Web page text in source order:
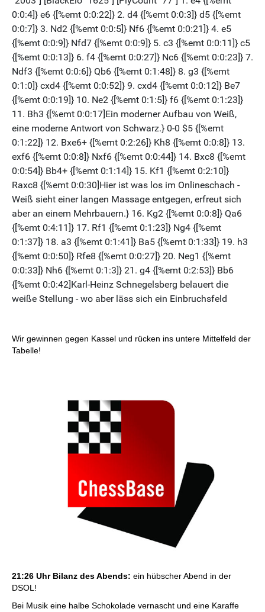
Wir gewinnen gegen Kassel und rücken ins untere Mittelfeld der
Tabelle!
21:26 Uhr Bilanz des Abends: ein hübscher Abend in der
DSOL!
Bei Musik eine halbe Schokolade vernascht und eine Karaffe